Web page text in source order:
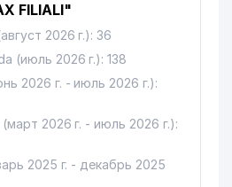
FILIALI"
2026 г.): 36
(июль 2026 г.): 138
2026 г. - июль 2026 г.):
2026 г. - июль 2026 г.):
2025 г. - декабрь 2025